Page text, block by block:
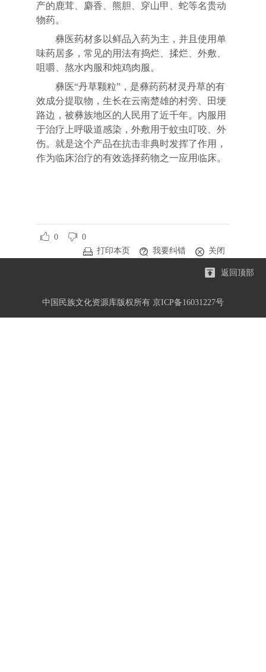
产的鹿茸、麝香、熊胆、穿山甲、蛇等名贵动
物药。
彝医药材多以鲜品入药为主，并且使用单
味药居多，常见的用法有捣烂、揉烂、外敷、
咀嚼、熬水内服和炖鸡肉服。
彝医“丹草颗粒”，是彝药药材灵丹草的有
效成分提取物，生长在云南楚雄的村旁、田埂
路边，被彝族地区的人民用了近千年。内服用
于治疗上呼吸道感染，外敷用于蚊虫叮咬、外
伤。就是这个产品在抗击非典时发挥了作用，
作为临床治疗的有效选择药物之一应用临床。
0
0
打印本页
我要纠错 关闭
返回顶部
中国民族文化资源库版权所有 京ICP备16031227号